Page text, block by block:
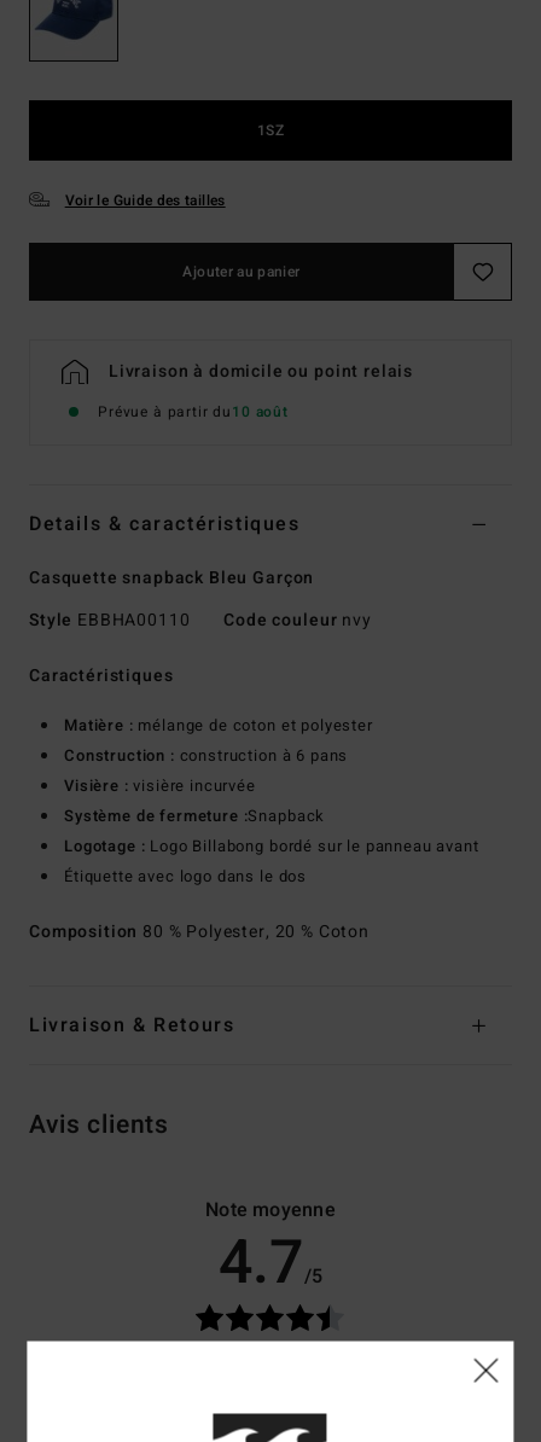
1SZ
Voir le Guide des tailles
Ajouter au panier
Livraison à domicile ou point relais
Prévue à partir du10 août
Details & caractéristiques
Casquette snapback Bleu Garçon
Style EBBHA00110 Code couleur nvy
Caractéristiques
Matière : mélange de coton et polyester
Construction : construction à 6 pans
Visière : visière incurvée
Système de fermeture :Snapback
Logotage : Logo Billabong bordé sur le panneau avant
Étiquette avec logo dans le dos
Composition 80 % Polyester, 20 % Coton
Livraison & Retours
Avis clients
Note moyenne
4.7/5
Rapport qualité / prix